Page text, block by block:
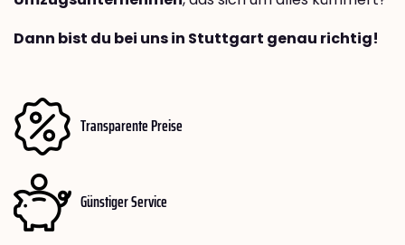
Dann bist du bei uns in Stuttgart genau richtig!
Transparente Preise
Günstiger Service